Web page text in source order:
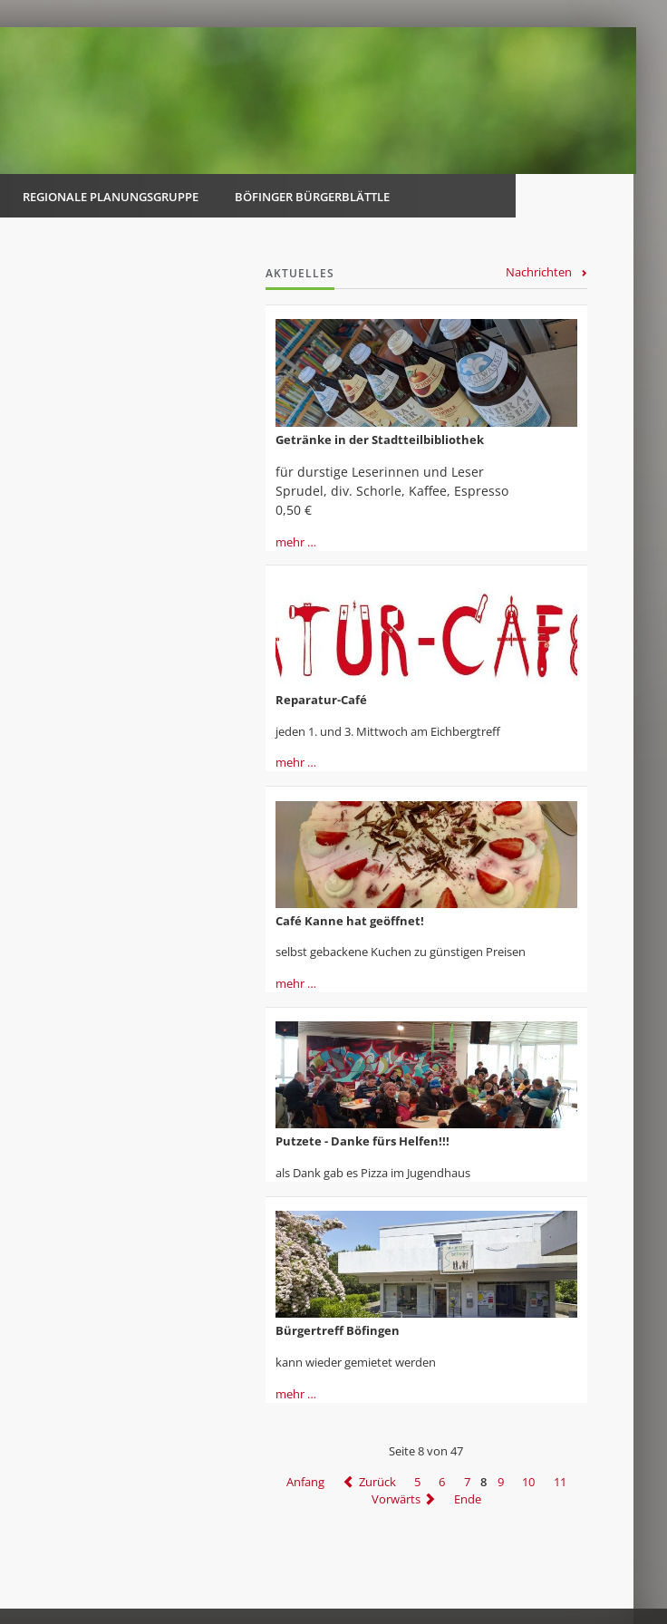
REGIONALE PLANUNGSGRUPPE BÖFINGER BÜRGERBLÄTTLE
AKTUELLES Nachrichten
Getränke in der Stadtteilbibliothek
für durstige Leserinnen und Leser
Sprudel, div. Schorle, Kaffee, Espresso
0,50 €
mehr …
Reparatur-Café
jeden 1. und 3. Mittwoch am Eichbergtreff
mehr …
Café Kanne hat geöffnet!
selbst gebackene Kuchen zu günstigen Preisen
mehr …
Putzete - Danke fürs Helfen!!!
als Dank gab es Pizza im Jugendhaus
Bürgertreff Böfingen
kann wieder gemietet werden
mehr …
Seite 8 von 47
Anfang
Zurück 5 6 7 8 9 10
11
Vorwärts
Ende